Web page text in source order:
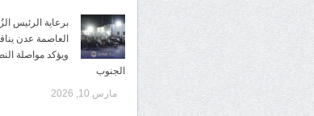
برعاية الرئيس
العاصمة عدن
ويؤكد مواصلة
الجنوب
مارس 10, 2026